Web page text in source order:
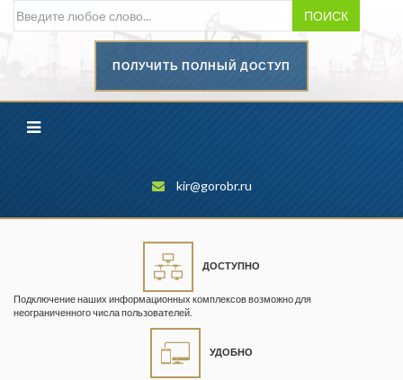
ПОИСК
ПОЛУЧИТЬ ПОЛНЫЙ ДОСТУП
kir@gorobr.ru
ДОСТУПНО
Подключение наших информационных комплексов возможно для
неограниченного числа пользователей.
УДОБНО
промышленности
Геопрофи